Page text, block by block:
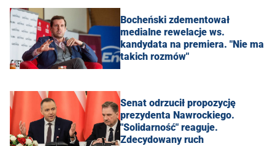
Bocheński zdementował
medialne rewelacje ws.
kandydata na premiera. "Nie ma
takich rozmów"
Senat odrzucił propozycję
prezydenta Nawrockiego.
"Solidarność" reaguje.
Zdecydowany ruch